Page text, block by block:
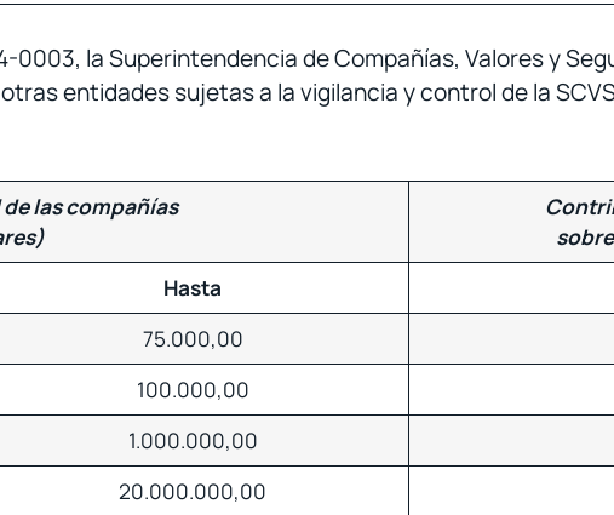
0003, la Superintendencia de Compañías, Valores y
entidades sujetas a la vigilancia y control de la
las compañías
Hasta
75.000,00
100.000,00
1.000.000,00
20.000.000,00